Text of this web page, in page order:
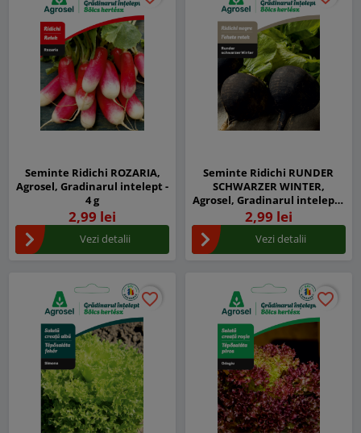
Seminte Ridichi ROZARIA,
Agrosel, Gradinarul intelept -
4 g
2,99 lei
Vezi detalii
Seminte Ridichi RUNDER
SCHWARZER WINTER,
Agrosel, Gradinarul intelept -
4 g
2,99 lei
Vezi detalii
favorite_border
favorite_border favorite_border
favorite_border